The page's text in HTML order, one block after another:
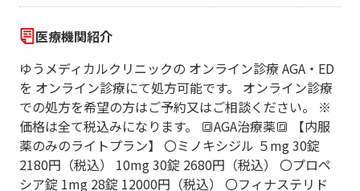
医療機関紹介
ゆうメディカルクリニックの オンライン診療 AGA・ED
を オンライン診療にて処方可能です。 オンライン診療
での処方を希望の方はご予約又はご相談ください。 ※
価格は全て税込みになります。 🔳AGA治療薬🔳 【内服
薬のみのライトプラン】 〇ミノキシジル ５mg 30錠
2180円（税込） 10mg 30錠 2680円（税込） 〇プロペ
シア錠 1mg 28錠 12000円（税込） 〇フィナステリド